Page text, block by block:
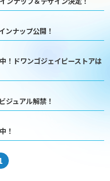
ンナップ公開！
！ドワンゴジェイピーストアは
ジュアル解禁！
！